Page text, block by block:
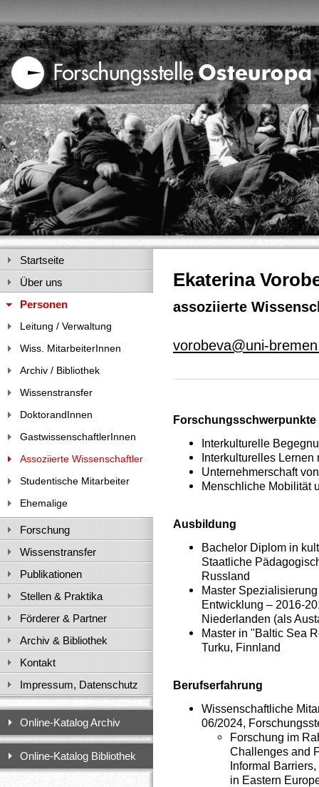
Ekaterina
assoziierte
vorobeva@uni-
Forschungsschwerpunkte
Interkulturelle
Interkulturelles Lernen
Unternehmerschaft
Menschliche Mobilität
Ausbildung
Bachelor Diplom in
Staatliche
Russland
Master
Entwicklung – 2016-
Niederlanden (als
Master in "Baltic Sea
Turku, Finnland
Berufserfahrung
Wissenschaftliche
06/2024,
Forschung im
Challenges and
Informal
in Eastern
Startseite
Über uns
Personen
Leitung / Verwaltung
Wiss. MitarbeiterInnen
Archiv / Bibliothek
Wissenstransfer
DoktorandInnen
GastwissenschaftlerInnen
Assoziierte Wissenschaftler
Studentische Mitarbeiter
Ehemalige
Forschung
Wissenstransfer
Publikationen
Stellen & Praktika
Förderer & Partner
Archiv & Bibliothek
Kontakt
Impressum, Datenschutz
Online-Katalog Archiv
Online-Katalog Bibliothek